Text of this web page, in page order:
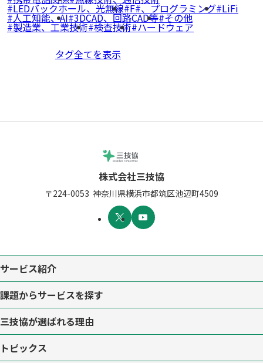
LEDバックホール、光無線 F#、プログラミング LiFi
人工知能、AI 3DCAD、回路CAD等 その他
製造業、工業技術 検査技術 ハードウェア
タグ全てを表示
株式会社三技協
〒224-0053 神奈川県横浜市都筑区池辺町4509
サービス紹介
課題からサービスを探す
三技協が選ばれる理由
トピックス